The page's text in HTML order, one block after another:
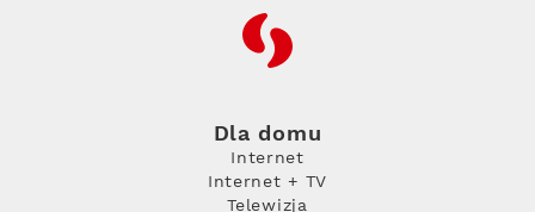
RFC
Dla domu
Internet
Internet + TV
Telewizja